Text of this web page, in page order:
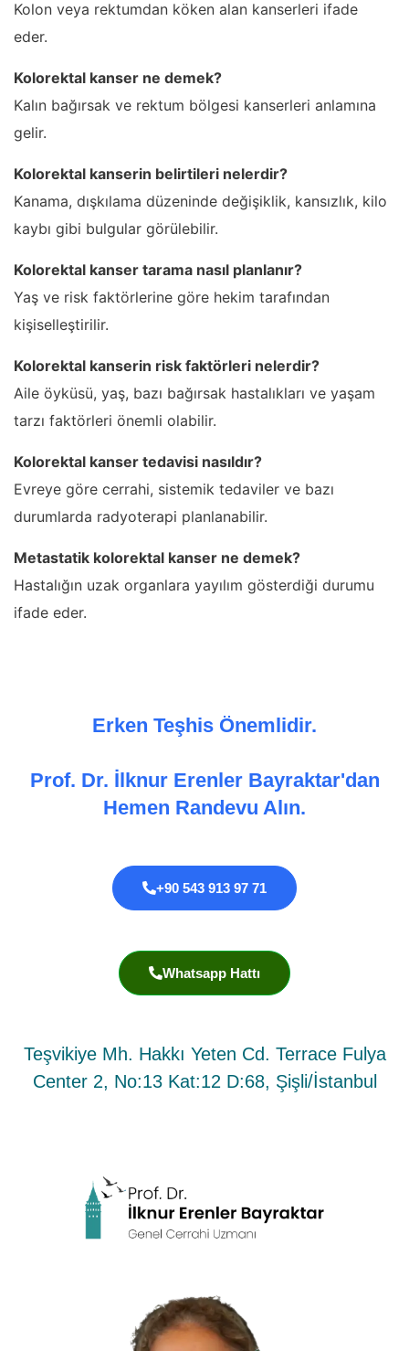
Kolon veya rektumdan köken alan kanserleri ifade
eder.
Kolorektal kanser ne demek?
Kalın bağırsak ve rektum bölgesi kanserleri anlamına
gelir.
Kolorektal kanserin belirtileri nelerdir?
Kanama, dışkılama düzeninde değişiklik, kansızlık, kilo
kaybı gibi bulgular görülebilir.
Kolorektal kanser tarama nasıl planlanır?
Yaş ve risk faktörlerine göre hekim tarafından
kişiselleştirilir.
Kolorektal kanserin risk faktörleri nelerdir?
Aile öyküsü, yaş, bazı bağırsak hastalıkları ve yaşam
tarzı faktörleri önemli olabilir.
Kolorektal kanser tedavisi nasıldır?
Evreye göre cerrahi, sistemik tedaviler ve bazı
durumlarda radyoterapi planlanabilir.
Metastatik kolorektal kanser ne demek?
Hastalığın uzak organlara yayılım gösterdiği durumu
ifade eder.
Erken Teşhis Önemlidir.
Prof. Dr. İlknur Erenler Bayraktar'dan
Hemen Randevu Alın.
+90 543 913 97 71
Whatsapp Hattı
Teşvikiye Mh. Hakkı Yeten Cd. Terrace Fulya
Center 2, No:13 Kat:12 D:68, Şişli/İstanbul